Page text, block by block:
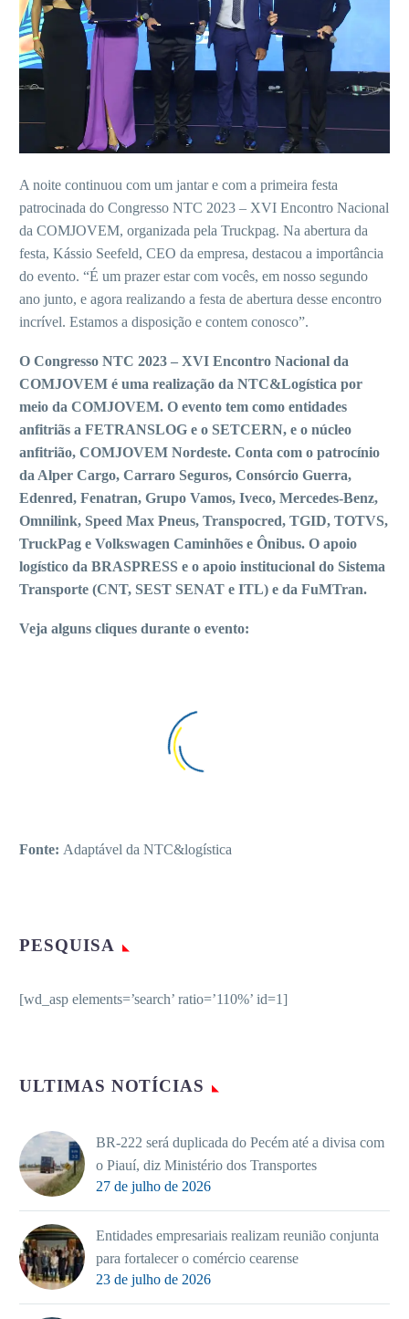
A noite continuou com um jantar e com a primeira festa
patrocinada do Congresso NTC 2023 – XVI Encontro Nacional
da COMJOVEM, organizada pela Truckpag. Na abertura da
festa, Kássio Seefeld, CEO da empresa, destacou a importância
do evento. “É um prazer estar com vocês, em nosso segundo
ano junto, e agora realizando a festa de abertura desse encontro
incrível. Estamos a disposição e contem conosco”.
O Congresso NTC 2023 – XVI Encontro Nacional da
COMJOVEM é uma realização da NTC&Logística por
meio da COMJOVEM. O evento tem como entidades
anfitriãs a FETRANSLOG e o SETCERN, e o núcleo
anfitrião, COMJOVEM Nordeste. Conta com o patrocínio
da Alper Cargo, Carraro Seguros, Consórcio Guerra,
Edenred, Fenatran, Grupo Vamos, Iveco, Mercedes-Benz,
Omnilink, Speed Max Pneus, Transpocred, TGID, TOTVS,
TruckPag e Volkswagen Caminhões e Ônibus. O apoio
logístico da BRASPRESS e o apoio institucional do Sistema
Transporte (CNT, SEST SENAT e ITL) e da FuMTran.
Veja alguns cliques durante o evento:
Fonte: Adaptável da NTC&logística
PESQUISA
[wd_asp elements=’search’ ratio=’110%’ id=1]
ULTIMAS NOTÍCIAS
BR-222 será duplicada do Pecém até a divisa com
o Piauí, diz Ministério dos Transportes
27 de julho de 2026
Entidades empresariais realizam reunião conjunta
para fortalecer o comércio cearense
23 de julho de 2026